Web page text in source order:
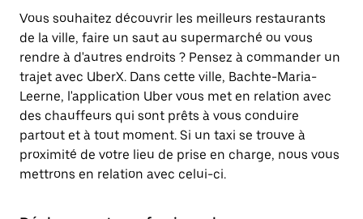
Vous souhaitez découvrir les meilleurs restaurants
de la ville, faire un saut au supermarché ou vous
rendre à d'autres endroits ? Pensez à commander un
trajet avec UberX. Dans cette ville, Bachte-Maria-
Leerne, l'application Uber vous met en relation avec
des chauffeurs qui sont prêts à vous conduire
partout et à tout moment. Si un taxi se trouve à
proximité de votre lieu de prise en charge, nous vous
mettrons en relation avec celui-ci.